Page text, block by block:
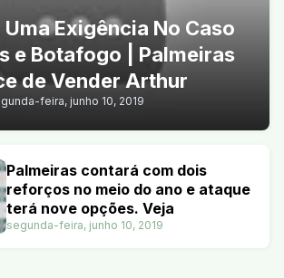
Uma Exigência No Caso
e Botafogo | Palmeiras
de Vender Arthur
feira, junho 10, 2019
Palmeiras contará com dois
reforços no meio do ano e ataque
terá nove opções. Veja
segunda-feira, junho 10, 2019